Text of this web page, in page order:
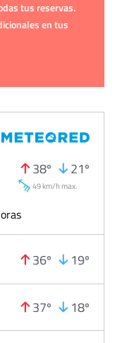
tus reservas.
en tus
38º 21º
49 km/h max.
36º 19º
37º 18º